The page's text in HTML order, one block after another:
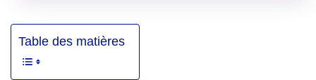
Table des matières